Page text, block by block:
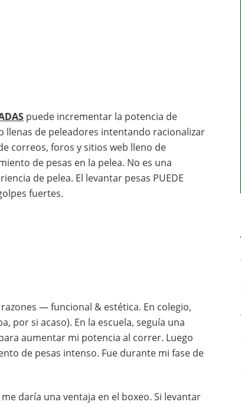
puede incrementar la potencia de
llenas de peleadores intentando racionalizar
correos, foros y sitios web lleno de
de pesas en la pelea. No es una
de pelea. El levantar pesas PUEDE
fuertes.
— funcional & estética. En colegio,
por si acaso). En la escuela, seguía una
aumentar mi potencia al correr. Luego
de pesas intenso. Fue durante mi fase de
daría una ventaja en el boxeo. Si levantar